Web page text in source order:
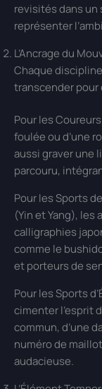
revisités dans un
représenter
L’Ancrage du
Chaque
transcender pour
Pour les
foulée ou d’une
aussi graver une
parcouru,
Pour les Sports
(Yin et Yang),
calligraphies
comme le
et porteurs de
Pour les Sports
cimenter l’esprit
commun, d’une
numéro de
audacieuse.